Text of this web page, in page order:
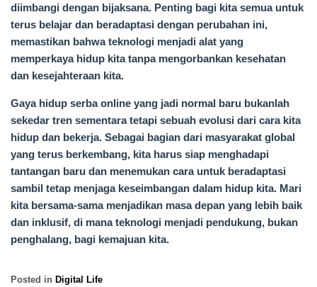
diimbangi dengan bijaksana. Penting bagi kita semua untuk
terus belajar dan beradaptasi dengan perubahan ini,
memastikan bahwa teknologi menjadi alat yang
memperkaya hidup kita tanpa mengorbankan kesehatan
dan kesejahteraan kita.
Gaya hidup serba online yang jadi normal baru bukanlah
sekedar tren sementara tetapi sebuah evolusi dari cara kita
hidup dan bekerja. Sebagai bagian dari masyarakat global
yang terus berkembang, kita harus siap menghadapi
tantangan baru dan menemukan cara untuk beradaptasi
sambil tetap menjaga keseimbangan dalam hidup kita. Mari
kita bersama-sama menjadikan masa depan yang lebih baik
dan inklusif, di mana teknologi menjadi pendukung, bukan
penghalang, bagi kemajuan kita.
Posted in Digital Life